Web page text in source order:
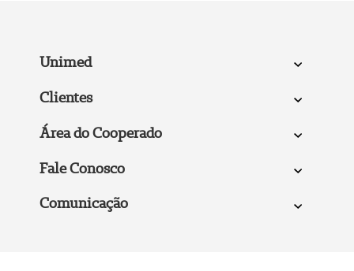
Unimed
Clientes
Área do Cooperado
Fale Conosco
Comunicação